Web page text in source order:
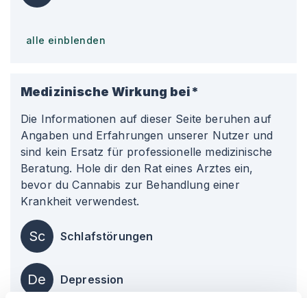
alle einblenden
Medizinische Wirkung bei*
Die Informationen auf dieser Seite beruhen auf
Angaben und Erfahrungen unserer Nutzer und
sind kein Ersatz für professionelle medizinische
Beratung. Hole dir den Rat eines Arztes ein,
bevor du Cannabis zur Behandlung einer
Krankheit verwendest.
Sc Schlafstörungen
De Depression